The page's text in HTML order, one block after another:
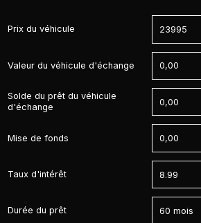
Prix du véhicule
Valeur du véhicule d'échange
Solde du prêt du véhicule
d'échange
Mise de fonds
Taux d'intérêt
Durée du prêt